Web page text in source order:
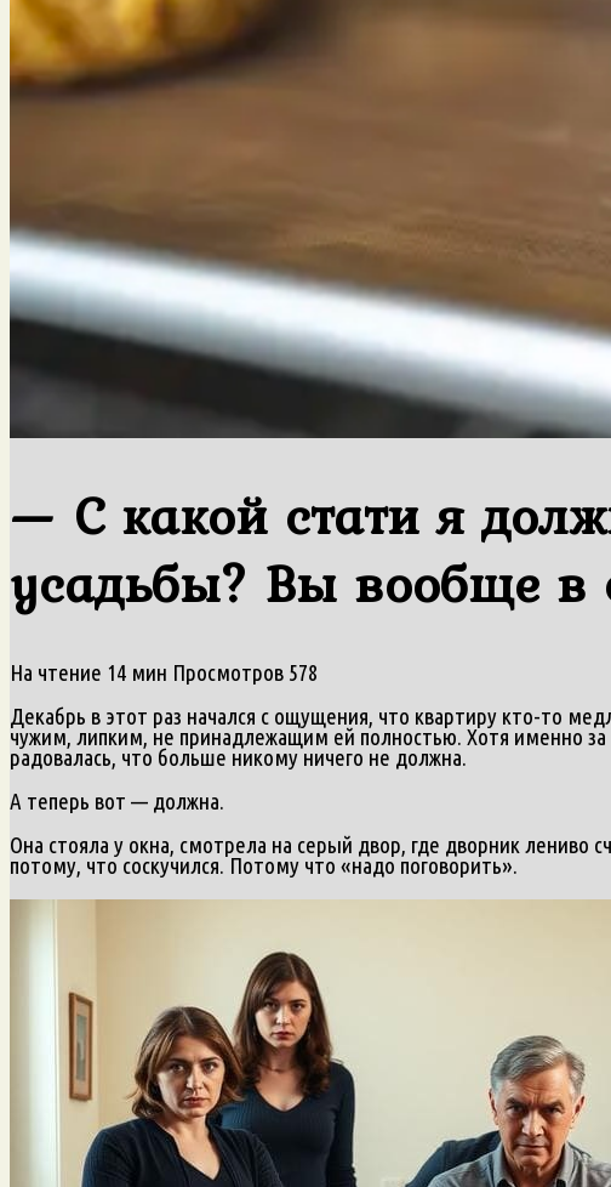
— С какой стати я
усадьбы? Вы вообще в
На чтение 14 мин Просмотров 578
Декабрь в этот раз начался с ощущения, что квартиру кто-то
чужим, липким, не принадлежащим ей полностью. Хотя именно
радовалась, что больше никому ничего не должна.
А теперь вот — должна.
Она стояла у окна, смотрела на серый двор, где дворник
потому, что соскучился. Потому что «надо поговорить».